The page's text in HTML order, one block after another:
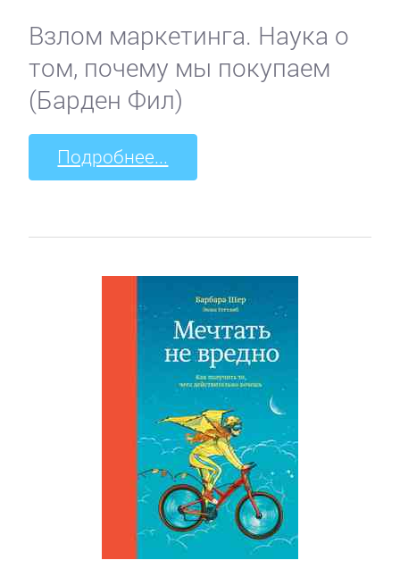
Взлом маркетинга. Наука о
том, почему мы покупаем
(Барден Фил)
Подробнее...